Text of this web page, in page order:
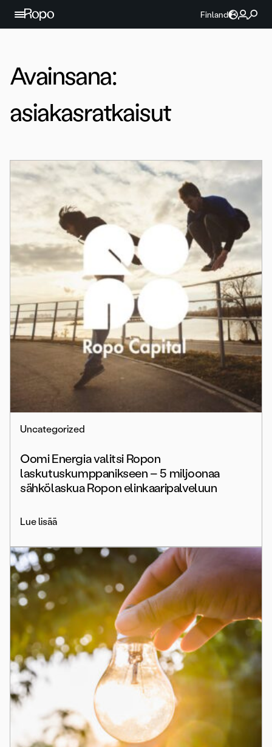
Jatka sisältöön
Finland
Avainsana:
asiakasratkaisut
Uncategorized
Oomi Energia valitsi Ropon
laskutuskumppanikseen – 5 miljoonaa
sähkölaskua Ropon elinkaaripalveluun
Lue lisää